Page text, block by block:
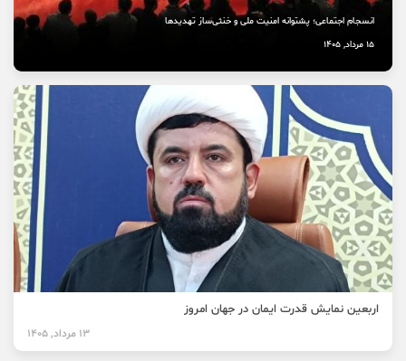
انسجام اجتماعی؛ پشتوانه امنیت ملی و خنثی‌ساز تهدیدها
15 مرداد, 1405
اربعین نمایش قدرت ایمان در جهان امروز
13 مرداد, 1405